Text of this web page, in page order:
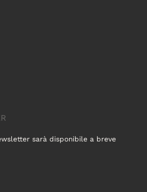
sarà disponibile a breve